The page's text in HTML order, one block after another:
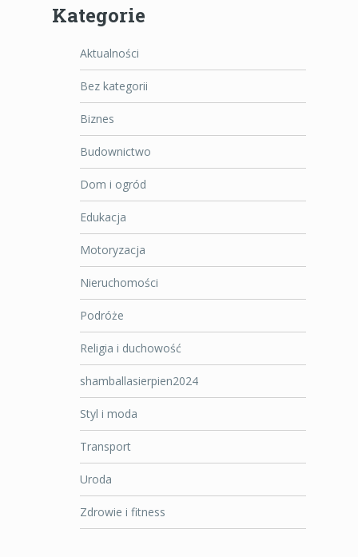
Kategorie
Aktualności
Bez kategorii
Biznes
Budownictwo
Dom i ogród
Edukacja
Motoryzacja
Nieruchomości
Podróże
Religia i duchowość
shamballasierpien2024
Styl i moda
Transport
Uroda
Zdrowie i fitness